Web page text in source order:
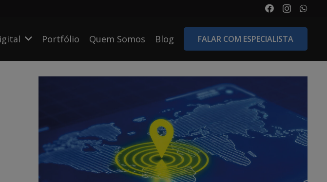
Portfólio Quem Somos Blog FALAR COM ESPECIALISTA